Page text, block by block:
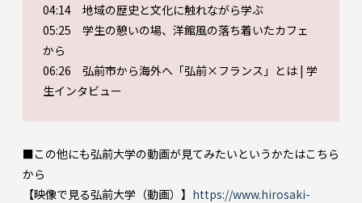
04:14 地域の歴史と文化に触れながら学ぶ
05:25 学生の憩いの場、洋館風の落ち着いたカフェ
から
06:26 弘前市から海外へ「弘前×フランス」とは | 学
生インタビュー
■この他にも弘前大学の動画が見てみたいというかたはこちら
から
【映像で見る弘前大学（動画）】 https://www.hirosaki-